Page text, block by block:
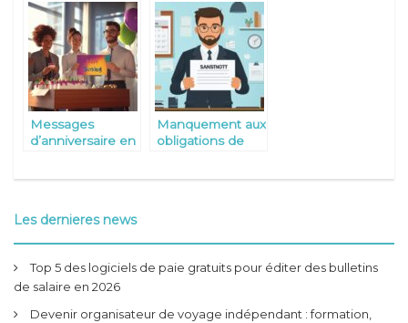
compétences
essentielles pour
identifier un
expert
reconnaissance
en tant que
travailleur
handicapé :
optimisation
fiscale et aides
financières
Messages
d’anniversaire en
Manquement aux
obligations de
Les dernieres news
Top 5 des logiciels de paie gratuits pour éditer des bulletins
de salaire en 2026
Devenir organisateur de voyage indépendant : formation,